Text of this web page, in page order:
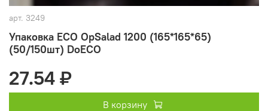
арт. 3249
Упаковка ECO OpSalad 1200 (165*165*65)
(50/150шт) DoECO
27.54 ₽
В корзину